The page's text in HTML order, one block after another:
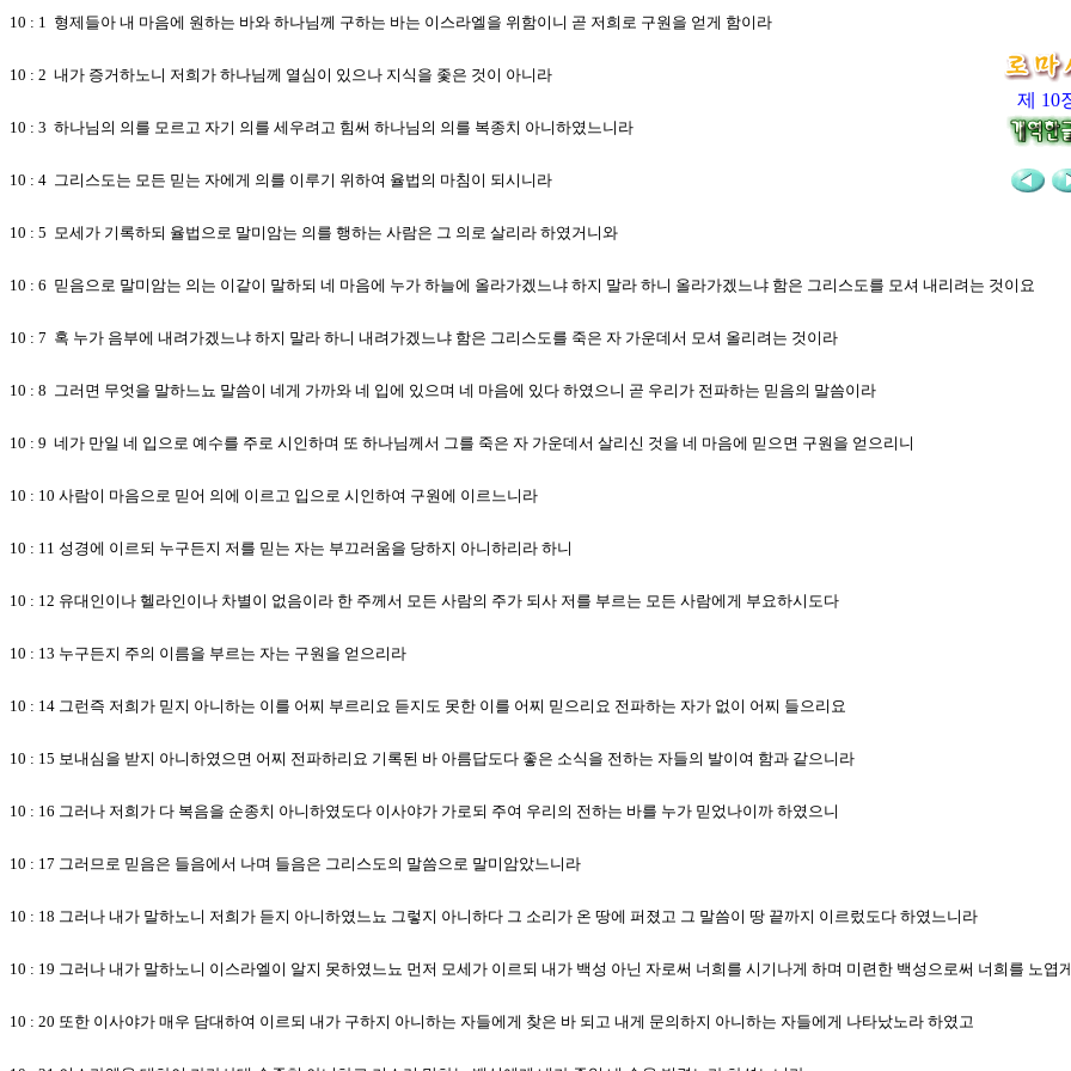
제 10
10 : 1 형제들아 내 마음에 원하는 바와 하나님께 구하는 바는 이스라엘을 위함이니 곧 저희로 구원을 얻게 함이라
10 : 2 내가 증거하노니 저희가 하나님께 열심이 있으나 지식을 좇은 것이 아니라
10 : 3 하나님의 의를 모르고 자기 의를 세우려고 힘써 하나님의 의를 복종치 아니하였느니라
10 : 4 그리스도는 모든 믿는 자에게 의를 이루기 위하여 율법의 마침이 되시니라
10 : 5 모세가 기록하되 율법으로 말미암는 의를 행하는 사람은 그 의로 살리라 하였거니와
10 : 6 믿음으로 말미암는 의는 이같이 말하되 네 마음에 누가 하늘에 올라가겠느냐 하지 말라 하니 올라가겠느냐 함은 그리스도를 모셔 내리려는 것이요
10 : 7 혹 누가 음부에 내려가겠느냐 하지 말라 하니 내려가겠느냐 함은 그리스도를 죽은 자 가운데서 모셔 올리려는 것이라
10 : 8 그러면 무엇을 말하느뇨 말씀이 네게 가까와 네 입에 있으며 네 마음에 있다 하였으니 곧 우리가 전파하는 믿음의 말씀이라
10 : 9 네가 만일 네 입으로 예수를 주로 시인하며 또 하나님께서 그를 죽은 자 가운데서 살리신 것을 네 마음에 믿으면 구원을 얻으리니
10 : 10 사람이 마음으로 믿어 의에 이르고 입으로 시인하여 구원에 이르느니라
10 : 11 성경에 이르되 누구든지 저를 믿는 자는 부끄러움을 당하지 아니하리라 하니
10 : 12 유대인이나 헬라인이나 차별이 없음이라 한 주께서 모든 사람의 주가 되사 저를 부르는 모든 사람에게 부요하시도다
10 : 13 누구든지 주의 이름을 부르는 자는 구원을 얻으리라
10 : 14 그런즉 저희가 믿지 아니하는 이를 어찌 부르리요 듣지도 못한 이를 어찌 믿으리요 전파하는 자가 없이 어찌 들으리요
10 : 15 보내심을 받지 아니하였으면 어찌 전파하리요 기록된 바 아름답도다 좋은 소식을 전하는 자들의 발이여 함과 같으니라
10 : 16 그러나 저희가 다 복음을 순종치 아니하였도다 이사야가 가로되 주여 우리의 전하는 바를 누가 믿었나이까 하였으니
10 : 17 그러므로 믿음은 들음에서 나며 들음은 그리스도의 말씀으로 말미암았느니라
10 : 18 그러나 내가 말하노니 저희가 듣지 아니하였느뇨 그렇지 아니하다 그 소리가 온 땅에 퍼졌고 그 말씀이 땅 끝까지 이르렀도다 하였느니라
10 : 19 그러나 내가 말하노니 이스라엘이 알지 못하였느뇨 먼저 모세가 이르되 내가 백성 아닌 자로써 너희를 시기나게 하며 미련한 백성으로써 너희를 노엽
10 : 20 또한 이사야가 매우 담대하여 이르되 내가 구하지 아니하는 자들에게 찾은 바 되고 내게 문의하지 아니하는 자들에게 나타났노라 하였고